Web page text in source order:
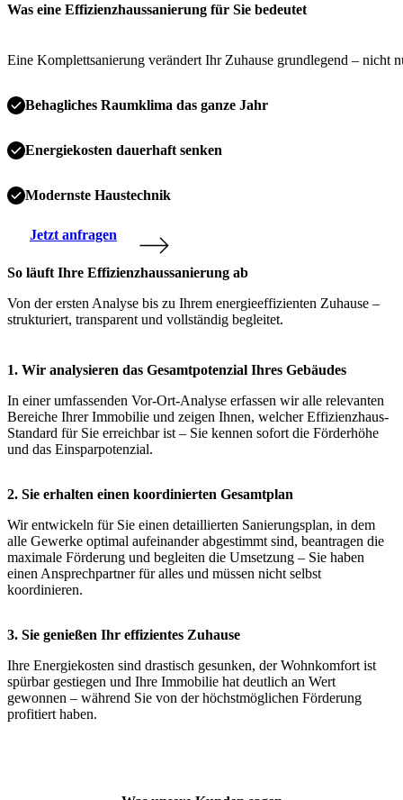
Was eine Effizienzhaussanierung für Sie bedeutet
Eine Komplettsanierung verändert Ihr Zuhause grundlegend – nicht
Behagliches Raumklima das ganze Jahr
Energiekosten dauerhaft senken
Modernste Haustechnik
Jetzt anfragen
So läuft Ihre Effizienzhaussanierung ab
Von der ersten Analyse bis zu Ihrem energieeffizienten Zuhause –
strukturiert, transparent und vollständig begleitet.
1. Wir analysieren das Gesamtpotenzial Ihres Gebäudes
In einer umfassenden Vor-Ort-Analyse erfassen wir alle relevanten
Bereiche Ihrer Immobilie und zeigen Ihnen, welcher Effizienzhaus-
Standard für Sie erreichbar ist – Sie kennen sofort die Förderhöhe
und das Einsparpotenzial.
2. Sie erhalten einen koordinierten Gesamtplan
Wir entwickeln für Sie einen detaillierten Sanierungsplan, in dem
alle Gewerke optimal aufeinander abgestimmt sind, beantragen die
maximale Förderung und begleiten die Umsetzung – Sie haben
einen Ansprechpartner für alles und müssen nicht selbst
koordinieren.
3. Sie genießen Ihr effizientes Zuhause
Ihre Energiekosten sind drastisch gesunken, der Wohnkomfort ist
spürbar gestiegen und Ihre Immobilie hat deutlich an Wert
gewonnen – während Sie von der höchstmöglichen Förderung
profitiert haben.